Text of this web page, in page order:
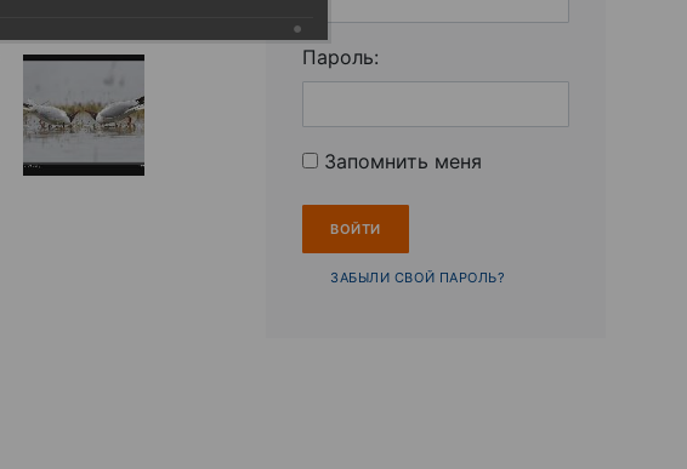
Пароль:
Запомнить меня
ЗАБЫЛИ СВОЙ ПАРОЛЬ?